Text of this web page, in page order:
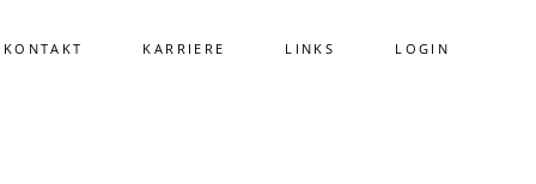
KONTAKT KARRIERE LINKS LOGIN